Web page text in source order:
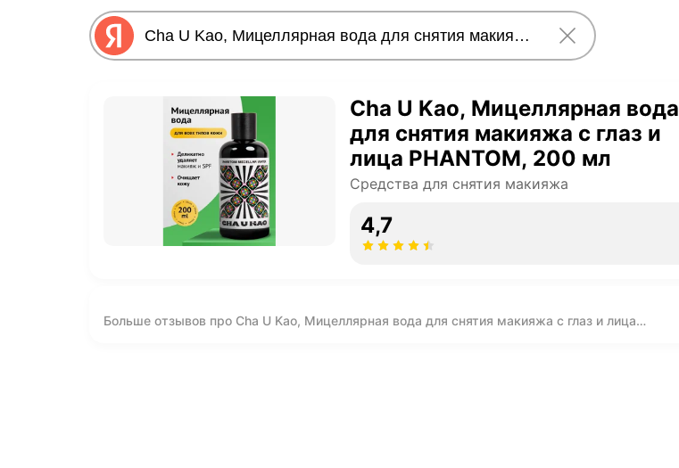
Cha U Kao, Мицеллярная вода
для снятия макияжа с глаз и
лица PHANTOM, 200 мл
Средства для снятия макияжа
4,7
Больше отзывов про Cha U Kao, Мицеллярная вода для снятия макияжа с глаз и лица